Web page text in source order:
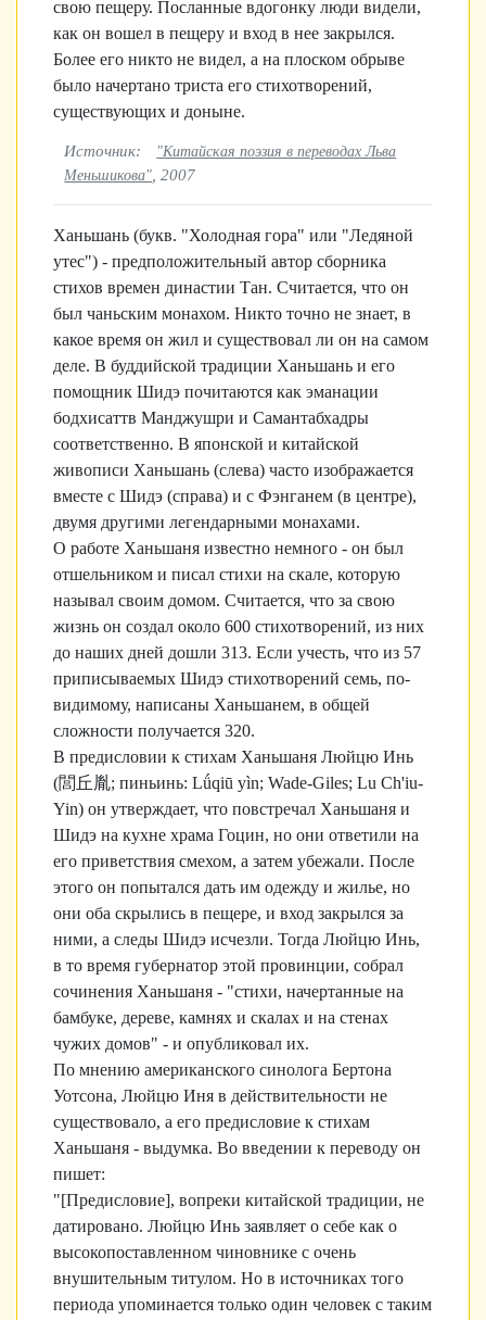
свою пещеру. Посланные вдогонку люди видели,
как он вошел в пещеру и вход в нее закрылся.
Более его никто не видел, а на плоском обрыве
было начертано триста его стихотворений,
существующих и доныне.
Источник:
"Китайская поэзия в переводах Льва
Меньшикова" , 2007
Ханьшань (букв. "Холодная гора" или "Ледяной
утес") - предположительный автор сборника
стихов времен династии Тан. Считается, что он
был чаньским монахом. Никто точно не знает, в
какое время он жил и существовал ли он на самом
деле. В буддийской традиции Ханьшань и его
помощник Шидэ почитаются как эманации
бодхисаттв Манджушри и Самантабхадры
соответственно. В японской и китайской
живописи Ханьшань (слева) часто изображается
вместе с Шидэ (справа) и с Фэнганем (в центре),
двумя другими легендарными монахами.
О работе Ханьшаня известно немного - он был
отшельником и писал стихи на скале, которую
называл своим домом. Считается, что за свою
жизнь он создал около 600 стихотворений, из них
до наших дней дошли 313. Если учесть, что из 57
приписываемых Шидэ стихотворений семь, по-
видимому, написаны Ханьшанем, в общей
сложности получается 320.
В предисловии к стихам Ханьшаня Люйцю Инь
(閭丘胤; пиньинь: Lǘqiū yìn; Wade-Giles; Lu Ch'iu-
Yin) он утверждает, что повстречал Ханьшаня и
Шидэ на кухне храма Гоцин, но они ответили на
его приветствия смехом, а затем убежали. После
этого он попытался дать им одежду и жилье, но
они оба скрылись в пещере, и вход закрылся за
ними, а следы Шидэ исчезли. Тогда Люйцю Инь,
в то время губернатор этой провинции, собрал
сочинения Ханьшаня - "стихи, начертанные на
бамбуке, дереве, камнях и скалах и на стенах
чужих домов" - и опубликовал их.
По мнению американского синолога Бертона
Уотсона, Люйцю Иня в действительности не
существовало, а его предисловие к стихам
Ханьшаня - выдумка. Во введении к переводу он
пишет:
"[Предисловие], вопреки китайской традиции, не
датировано. Люйцю Инь заявляет о себе как о
высокопоставленном чиновнике с очень
внушительным титулом. Но в источниках того
периода упоминается только один человек с таким